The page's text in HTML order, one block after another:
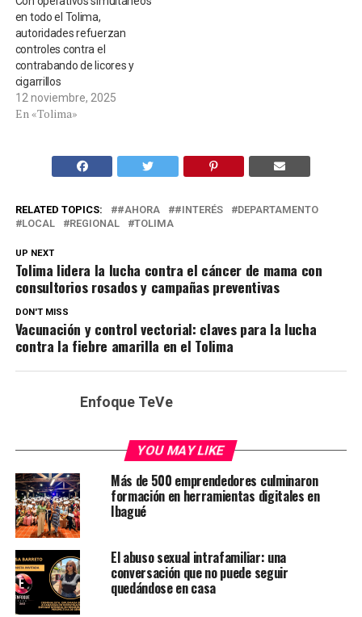
en todo el Tolima,
autoridades refuerzan
controles contra el
contrabando de licores y
cigarrillos
12 noviembre, 2025
En «Tolima»
RELATED TOPICS: #AHORA #INTERÉS
DEPARTAMENTO
LOCAL
REGIONAL TOLIMA
UP NEXT
Tolima lidera la lucha contra el cáncer de mama con
consultorios rosados y campañas preventivas
DON'T MISS
Vacunación y control vectorial: claves para la lucha
contra la fiebre amarilla en el Tolima
Enfoque TeVe
YOU MAY LIKE
Más de 500 emprendedores culminaron
formación en herramientas digitales en
Ibagué
El abuso sexual intrafamiliar: una
conversación que no puede seguir
quedándose en casa